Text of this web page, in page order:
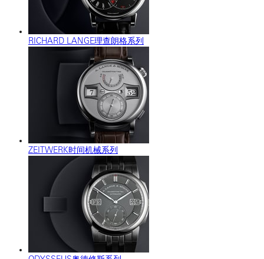
RICHARD LANGE理查朗格系列
ZEITWERK时间机械系列